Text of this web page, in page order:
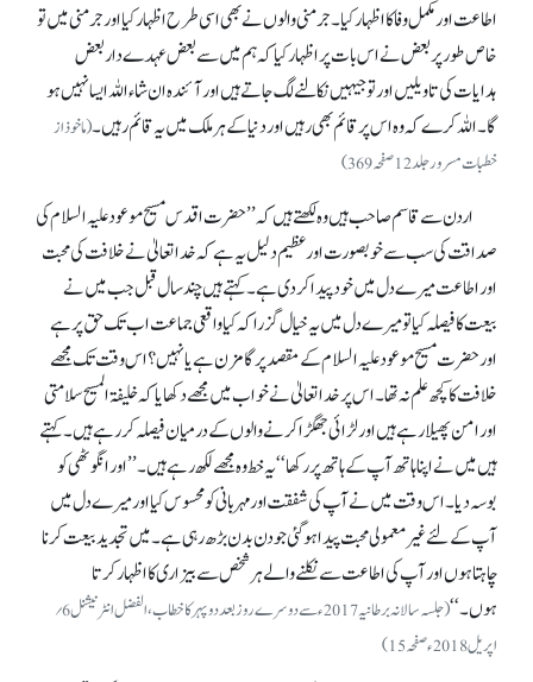
اطاعت اور مکمل وفا کا اظہار کیا۔ جرمنی والوں نے بھی اسی طرح اظہار کیا اور جرمنی میں تو
خاص طور پر بعض نے اس بات پر اظہار کیا کہ ہم میں سے بعض عہدے دار بعض
ہدایات کی تاویلیں اور توجیہیں نکالنے لگ جاتے ہیں اور آئندہ ان شاء اللہ ایسا نہیں ہو
گا۔ اللہ کرے کہ وہ اس پر قائم بھی رہیں اور دنیا کے ہر ملک میں یہ قائم رہیں۔(ماخوذ از
خطبات مسرور جلد 12صفحہ 369)
اردن سے قاسم صاحب ہیں وہ لکھتے ہیں کہ ’’حضرت اقدس مسیح موعود علیہ السلام کی
صداقت کی سب سے خوبصورت اور عظیم دلیل یہ ہے کہ خدا تعالیٰ نے خلافت کی محبت
اور اطاعت میرے دل میں خود پیدا کر دی ہے۔ کہتے ہیں چند سال قبل جب میں نے
بیعت کا فیصلہ کیا تو میرے دل میں یہ خیال گزرا کہ کیا واقعی جماعت اب تک حق پر ہے
اور حضرت مسیح موعود علیہ السلام کے مقصد پر گامزن ہے یا نہیں؟ اس وقت تک مجھے
خلافت کا کچھ علم نہ تھا۔ اس پر خدا تعالیٰ نے خواب میں مجھے دکھایا کہ خلیفۃ المسیح سلامتی
اور امن پھیلا رہے ہیں اور لڑائی جھگڑا کرنے والوں کے درمیان فیصلہ کر رہے ہیں۔ کہتے
ہیں میں نے اپنا ہاتھ آپ کے ہاتھ پر رکھا‘‘ یہ خط وہ مجھے لکھ رہے ہیں۔ ’’اور انگوٹھی کو
بوسہ دیا۔ اس وقت میں نے آپ کی شفقت اور مہربانی کو محسوس کیا اور میرے دل میں
آپ کے لئے غیر معمولی محبت پیدا ہو گئی جو دن بدن بڑھ رہی ہے۔ میں تجدید بیعت کرنا
چاہتا ہوں اور آپ کی اطاعت سے نکلنے والے ہر شخص سے بیزاری کا اظہار کرتا
ہوں۔‘‘
(جلسہ سالانہ برطانیہ 2017ء سے دوسرے روز بعد دوپہرکا خطاب، الفضل انٹرنیشنل 6؍
اپریل 2018ء صفحہ 15)